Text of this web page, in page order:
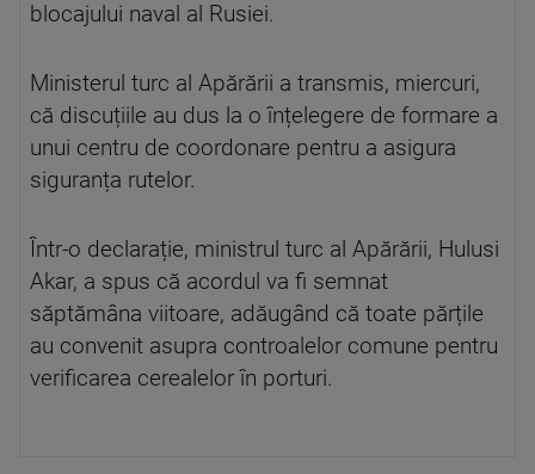
blocajului naval al Rusiei.
Ministerul turc al Apărării a transmis, miercuri,
că discuțiile au dus la o înțelegere de formare a
unui centru de coordonare pentru a asigura
siguranța rutelor.
Într-o declarație, ministrul turc al Apărării, Hulusi
Akar, a spus că acordul va fi semnat
săptămâna viitoare, adăugând că toate părțile
au convenit asupra controalelor comune pentru
verificarea cerealelor în porturi.